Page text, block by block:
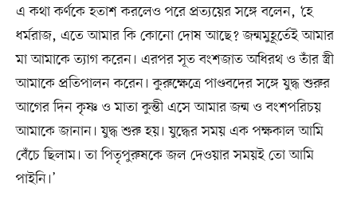
এ কথা কর্ণকে হতাশ করলেও পরে প্রত‍্যয়ের সঙ্গে বলেন, ‘হে
ধর্মরাজ, এতে আমার কি কোনো দোষ আছে? জন্মমুহূর্তেই আমার
মা আমাকে ত্যাগ করেন। এরপর সূত বংশজাত অধিরথ ও তাঁর স্ত্রী
আমাকে প্রতিপালন করেন। কুরুক্ষেত্রে পাণ্ডবদের সঙ্গে যুদ্ধ শুরুর
আগের দিন কৃষ্ণ ও মাতা কুন্তী এসে আমার জন্ম ও বংশপরিচয়
আমাকে জানান। যুদ্ধ শুরু হয়। যুদ্ধের সময় এক পক্ষকাল আমি
বেঁচে ছিলাম। তা পিতৃপুরুষকে জল দেওয়ার সময়ই তো আমি
পাইনি।’